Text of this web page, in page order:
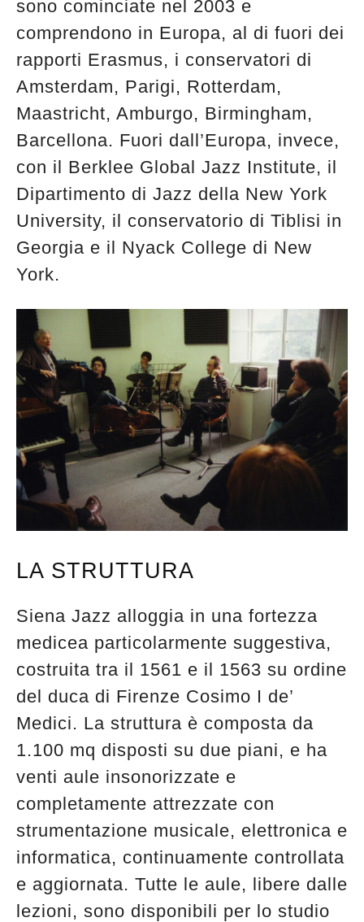
sono cominciate nel 2003 e
comprendono in Europa, al di fuori dei
rapporti Erasmus, i conservatori di
Amsterdam, Parigi, Rotterdam,
Maastricht, Amburgo, Birmingham,
Barcellona. Fuori dall’Europa, invece,
con il Berklee Global Jazz Institute, il
Dipartimento di Jazz della New York
University, il conservatorio di Tiblisi in
Georgia e il Nyack College di New
York.
LA STRUTTURA
Siena Jazz alloggia in una fortezza
medicea particolarmente suggestiva,
costruita tra il 1561 e il 1563 su ordine
del duca di Firenze Cosimo I de’
Medici. La struttura è composta da
1.100 mq disposti su due piani, e ha
venti aule insonorizzate e
completamente attrezzate con
strumentazione musicale, elettronica e
informatica, continuamente controllata
e aggiornata. Tutte le aule, libere dalle
lezioni, sono disponibili per lo studio